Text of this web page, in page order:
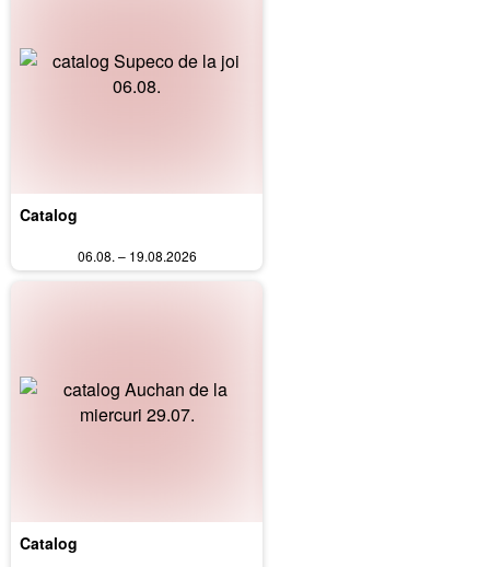
Catalog
06.08. – 19.08.2026
Catalog